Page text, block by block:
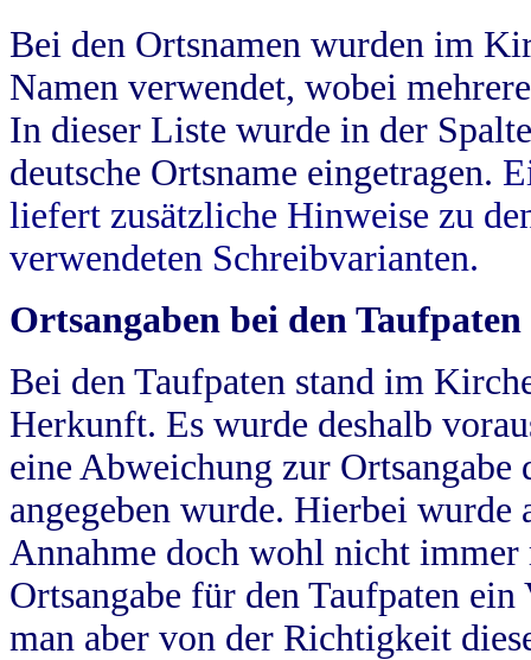
Bei den Ortsnamen wurden im
Namen verwendet, wobei
In dieser Liste wurde in der
deutsche Ortsname eingetragen.
liefert zusätzliche Hinweise zu
verwendeten Schreibvarianten.
Ortsangaben bei den Taufpaten
Bei den Taufpaten stand im
Herkunft. Es wurde deshalb
eine Abweichung zur
angegeben wurde. Hierbei wurde
Annahme doch wohl nicht
Ortsangabe für den Taufpaten
man aber von der Richtigkeit